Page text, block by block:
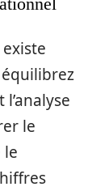
le
le